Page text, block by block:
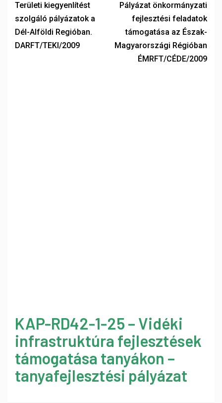
Területi kiegyenlítést
szolgáló pályázatok a
Dél-Alföldi Regióban.
DARFT/TEKI/2009
Pályázat önkormányzati
fejlesztési feladatok
támogatása az Észak-
Magyarországi Régióban
ÉMRFT/CÉDE/2009
KAP-RD42-1-25 – Vidéki
infrastruktúra fejlesztések
támogatása tanyákon –
tanyafejlesztési pályázat